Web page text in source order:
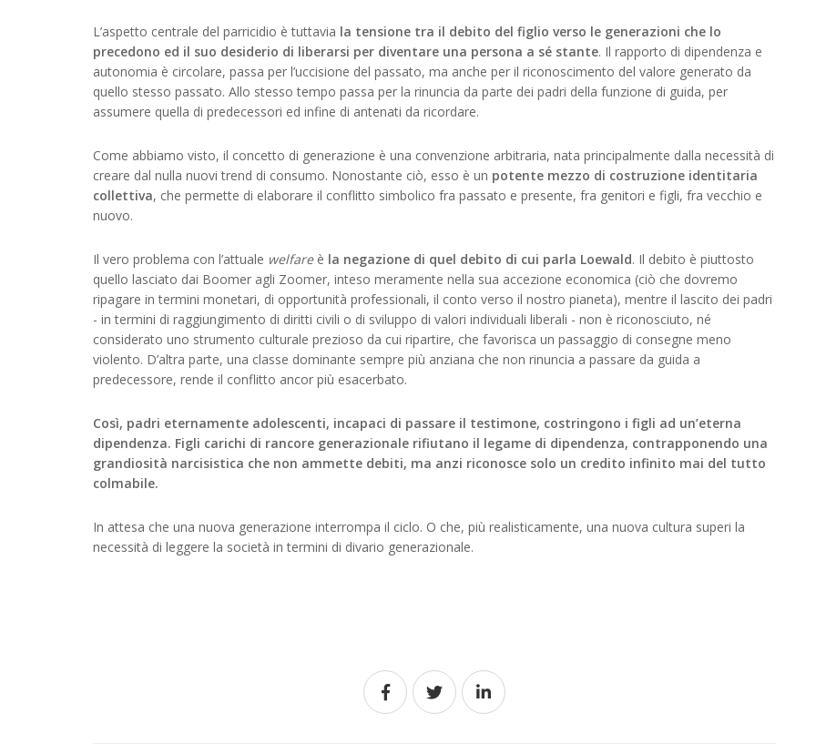
L’aspetto centrale del parricidio è tuttavia la tensione tra il debito del figlio verso le generazioni che lo
precedono ed il suo desiderio di liberarsi per diventare una persona a sé stante. Il rapporto di dipendenza e
autonomia è circolare, passa per l’uccisione del passato, ma anche per il riconoscimento del valore generato da
quello stesso passato. Allo stesso tempo passa per la rinuncia da parte dei padri della funzione di guida, per
assumere quella di predecessori ed infine di antenati da ricordare.
Come abbiamo visto, il concetto di generazione è una convenzione arbitraria, nata principalmente dalla necessità di
creare dal nulla nuovi trend di consumo. Nonostante ciò, esso è un potente mezzo di costruzione identitaria
collettiva, che permette di elaborare il conflitto simbolico fra passato e presente, fra genitori e figli, fra vecchio e
nuovo.
Il vero problema con l’attuale welfareè la negazione di quel debito di cui parla Loewald. Il debito è piuttosto
quello lasciato dai Boomer agli Zoomer, inteso meramente nella sua accezione economica (ciò che dovremo
ripagare in termini monetari, di opportunità professionali, il conto verso il nostro pianeta), mentre il lascito dei padri
- in termini di raggiungimento di diritti civili o di sviluppo di valori individuali liberali - non è riconosciuto, né
considerato uno strumento culturale prezioso da cui ripartire, che favorisca un passaggio di consegne meno
violento. D’altra parte, una classe dominante sempre più anziana che non rinuncia a passare da guida a
predecessore, rende il conflitto ancor più esacerbato.
Così, padri eternamente adolescenti, incapaci di passare il testimone, costringono i figli ad un’eterna
dipendenza. Figli carichi di rancore generazionale rifiutano il legame di dipendenza, contrapponendo una
grandiosità narcisistica che non ammette debiti, ma anzi riconosce solo un credito infinito mai del tutto
colmabile.
In attesa che una nuova generazione interrompa il ciclo. O che, più realisticamente, una nuova cultura superi la
necessità di leggere la società in termini di divario generazionale.